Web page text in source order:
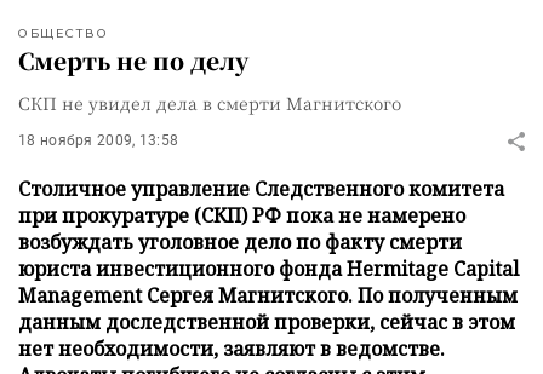
ОБЩЕСТВО
Смерть не по делу
СКП не увидел дела в смерти Магнитского
18 ноября 2009, 13:58
Столичное управление Следственного комитета
при прокуратуре (СКП) РФ пока не намерено
возбуждать уголовное дело по факту смерти
юриста инвестиционного фонда Hermitage Capital
Management Сергея Магнитского. По полученным
данным доследственной проверки, сейчас в этом
нет необходимости, заявляют в ведомстве.